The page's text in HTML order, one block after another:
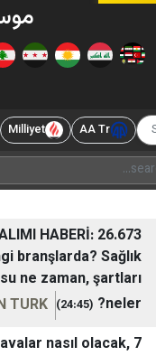
أخبار
Milliyet
CNN TURK
PERSONEL ALIMI
zaman, hangi
başvurusu ne
CNN TURK
DURUMU: Havalar